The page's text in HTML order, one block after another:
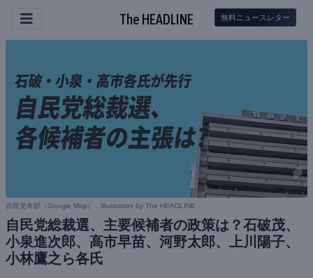
The HEADLINE 無料ニュースレター
自民党本部（Google Map ） , Illustration by The HEADLINE
自民党総裁選、主要候補者の政策は？石破茂、
小泉進次郎、高市早苗、河野太郎、上川陽子、
小林鷹之ら各氏